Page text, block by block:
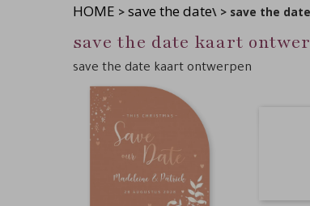
HOME > save the date\ > save the
save the date kaart
save the date kaart ontwerpen